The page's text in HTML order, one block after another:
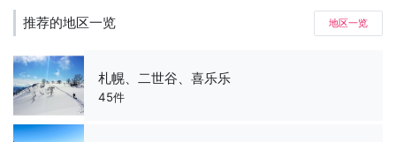
推荐的地区一览 地区一览
札幌、二世谷、喜乐乐
45件